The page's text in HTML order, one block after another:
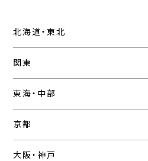
北海道・東北
関東
東海・中部
京都
大阪・神戸